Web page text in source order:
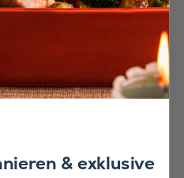
KUNST DES
EINFACHER,
& exklusive